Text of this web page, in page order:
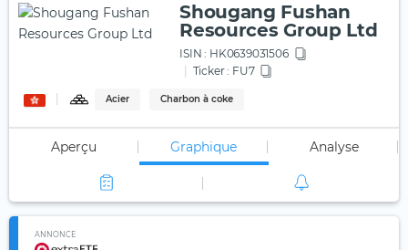
Shougang Fushan
Resources Group Ltd
ISIN : HK0639031506
Ticker : FU7
Acier Charbon à coke
Aperçu Graphique Analyse
ANNONCE